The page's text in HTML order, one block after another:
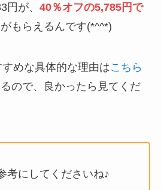
円が、 40％オフの5,785円で
もらえるんです(*^^*)
めな具体的な理由はこちら
ので、良かったら見てくだ
考にしてくださいね♪